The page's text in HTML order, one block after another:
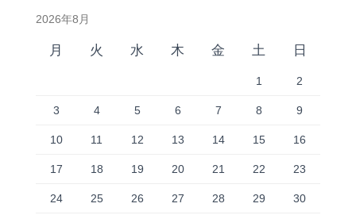
2026年8月
月 火 水 木 金 土 日
1 2
3 4 5 6 7 8 9
10 11 12 13 14 15 16
17 18 19 20 21 22 23
24 25 26 27 28 29 30